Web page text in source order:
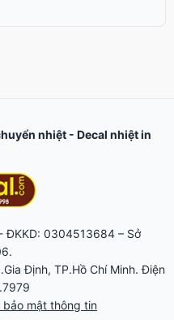
nhiệt - Decal nhiệt in
ĐKKD: 0304513684 – Sở
Định, TP.Hồ Chí Minh. Điện
bảo mật thông tin